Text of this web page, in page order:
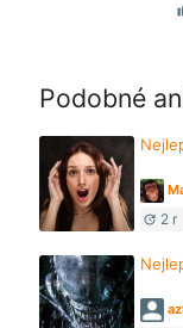
Podobné
update 2 r